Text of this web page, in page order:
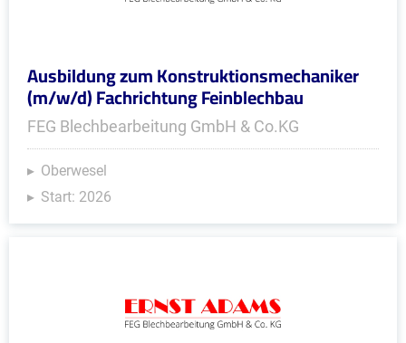
Ausbildung zum Konstruktionsmechaniker
(m/w/d) Fachrichtung Feinblechbau
FEG Blechbearbeitung GmbH & Co.KG
Oberwesel
Start: 2026